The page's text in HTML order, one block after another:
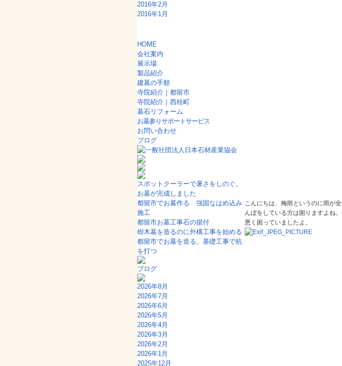
2016年2月
2016年1月
HOME
会社案内
展示場
製品紹介
建墓の手順
寺院紹介｜都留市
寺院紹介｜西桂町
墓石リフォーム
お墓参りサポートサービス
お問い合わせ
ブログ
こんにちは、梅雨というのに雨が
んぼをしている方は困りますよね
悪く困っていましたよ。
スポットクーラーで暑さをしのぐ。
お墓が完成しました
都留市でお墓作る 強固なはめ込み
施工
都留市お墓工事石の据付
樹木墓を造るのに外構工事を始める
都留市でお墓を造る。基礎工事で杭
を打つ
ブログ
2026年8月
2026年7月
2026年6月
2026年5月
2026年4月
2026年3月
2026年2月
2026年1月
2025年12月